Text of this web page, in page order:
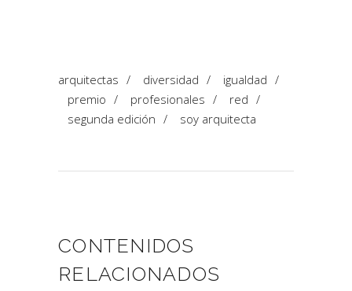
arquitectas / diversidad / igualdad /
premio / profesionales / red /
segunda edición / soy arquitecta
CONTENIDOS
RELACIONADOS